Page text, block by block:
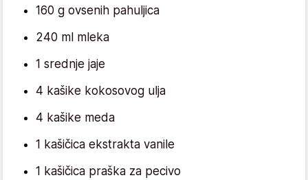
160 g ovsenih pahuljica
240 ml mleka
1 srednje jaje
4 kašike kokosovog ulja
4 kašike meda
1 kašičica ekstrakta vanile
1 kašičica praška za pecivo